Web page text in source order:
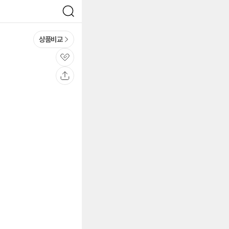
검
색
상품비교
관
심